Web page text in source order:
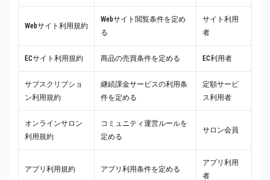
Webサイト利用規約
Webサイト閲覧条件を定め
る
サイト利用
者
ECサイト利用規約 商品の売買条件を定める EC利用者
サブスクリプショ
ン利用規約
継続課金サービスの利用条
件を定める
定額サービ
ス利用者
オンラインサロン
利用規約
コミュニティ運営ルールを
定める
サロン会員
アプリ利用規約 アプリ利用条件を定める
アプリ利用
者